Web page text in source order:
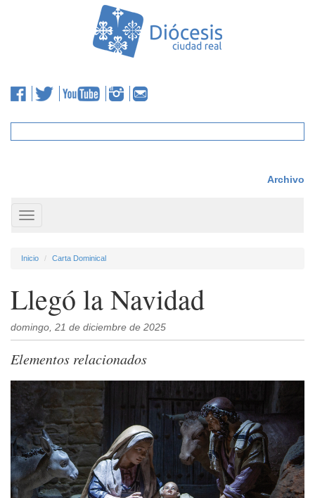
Archivo
Toggle
navigation
Inicio Carta Dominical
Llegó la Navidad
domingo, 21 de diciembre de 2025
Elementos relacionados